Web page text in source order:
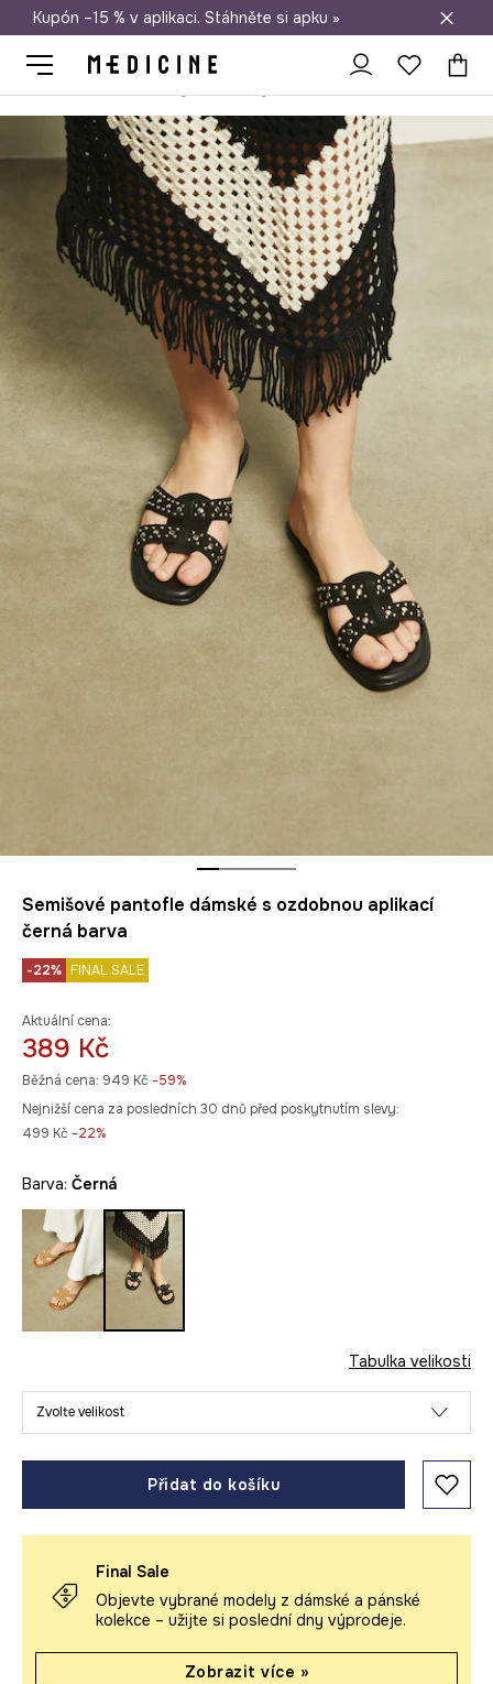
Doprava zdarma při nákupu nad 1 200 Kč
Kupón –15 % v aplikaci. Stáhněte si apku »
Semišové pantofle dámské s ozdobnou aplikací
černá barva
-22% FINAL SALE
Aktuální cena:
389 Kč
Běžná cena: 949 Kč -59%
Nejnižší cena za posledních 30 dnů před poskytnutím slevy:
499 Kč -22%
Barva: černá
Tabulka velikosti
Zvolte velikost
Přidat do košíku
Final Sale
Objevte vybrané modely z dámské a pánské
kolekce – užijte si poslední dny výprodeje.
Zobrazit více »